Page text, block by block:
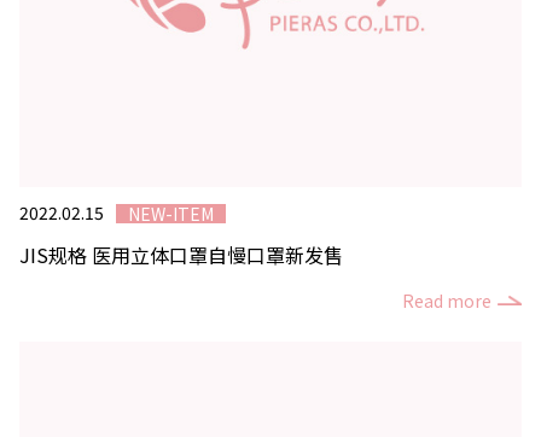
2022.02.15 NEW-ITEM
JIS规格 医用立体口罩自慢口罩新发售
Read more